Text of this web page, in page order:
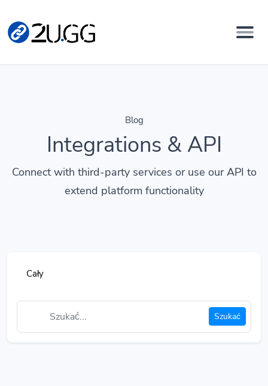
Blog
Integrations & API
Connect with third-party services or use our API to
extend platform functionality
Cały
Szukać